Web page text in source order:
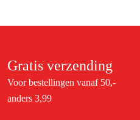
Gratis verzending
Voor bestellingen vanaf 50,-
anders 3,99